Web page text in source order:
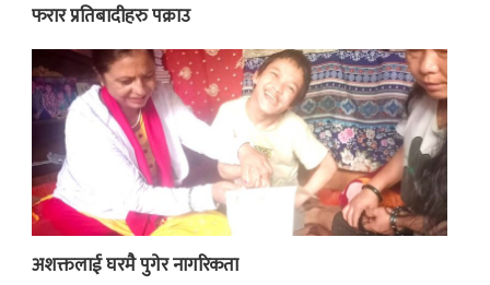
फरार प्रतिबादीहरु पक्राउ
अशक्तलाई घरमै पुगेर नागरिकता